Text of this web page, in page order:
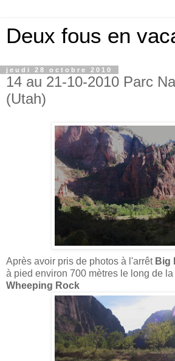
Deux fous en
jeudi 28 octobre 2010
14 au 21-10-2010 Parc
(Utah)
Après avoir pris de photos à l'arrêt Big
à pied environ 700 mètres le long de
Wheeping Rock